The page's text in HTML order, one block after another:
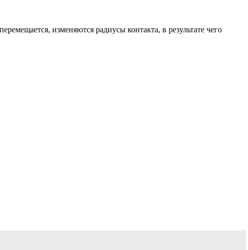
изменяются радиусы контакта, в результате чего